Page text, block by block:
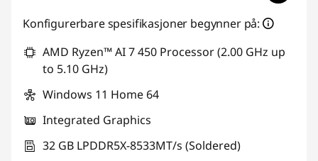
Konfigurerbare spesifikasjoner begynner på:
AMD Ryzen™ AI 7 450 Processor (2.00 GHz up
to 5.10 GHz)
Windows 11 Home 64
Integrated Graphics
32 GB LPDDR5X-8533MT/s (Soldered)